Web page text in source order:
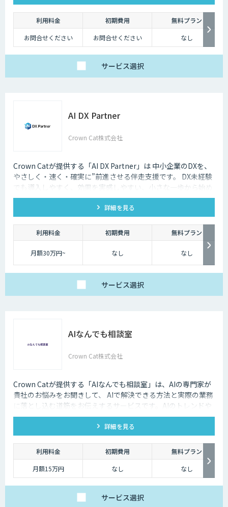
利用料金 初期費用
無料プラン
お問合せください
お問合せください なし
サービス選択
AI DX Partner
Crown Cat株式会社
Crown Catが提供する「AI DX Partner」は 中小企業のDXを、
やさしく・速く・確実に”前進させる伴走支援です。 DX未経験
でも導入しやすく、効果を実感しやすい、小さな一歩から始め
るDX支援サービスです。 AI DX Partnerは、大手企業のDX支援
で培ったノウハウをベースに、 地方・中小企業のための“現実
的なDX”を設計・実装・運用まで一貫して支援いたします。 私
たちは、コンサル×開発×AIの力で、現場に寄り添った 『ちょ
うどいいDX』を実現します。
詳細を見る
利用料金 初期費用 無料プラン
月額30万円~ なし なし
サービス選択
AIなんでも相談室
Crown Cat株式会社
Crown Catが提供する「AIなんでも相談室」は、AIの専門家が
貴社のお悩みをお聞きして、 AIで解決できる方法と実際の業務
に落とし込む道筋をお伝えするサービスです。AIのトレンドや
最新の事例はもちろん、自社にあった活用を安価にクイックに
詳細を見る
利用料金 初期費用
無料プラン
月額15万円
なし なし
サービス選択